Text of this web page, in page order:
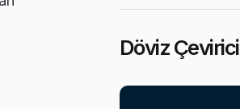
Döviz Çevirici